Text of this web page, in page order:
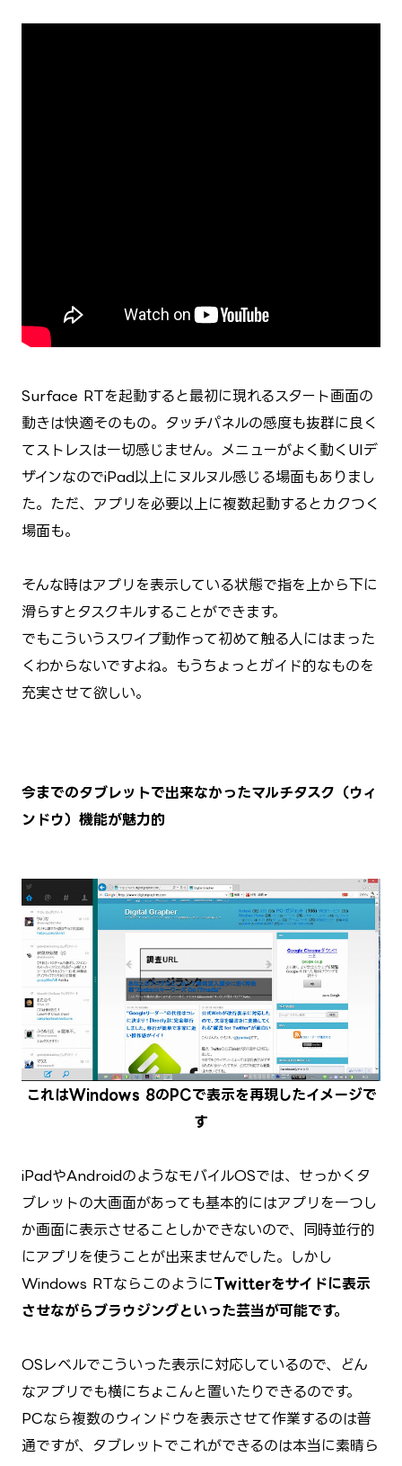
Surface RTを起動すると最初に現れるスタート画面の
動きは快適そのもの。タッチパネルの感度も抜群に良く
てストレスは一切感じません。メニューがよく動くUIデ
ザインなのでiPad以上にヌルヌル感じる場面もありまし
た。ただ、アプリを必要以上に複数起動するとカクつく
場面も。
そんな時はアプリを表示している状態で指を上から下に
滑らすとタスクキルすることができます。
でもこういうスワイプ動作って初めて触る人にはまった
くわからないですよね。もうちょっとガイド的なものを
充実させて欲しい。
今までのタブレットで出来なかったマルチタスク（ウィ
ンドウ）機能が魅力的
これはWindows 8のPCで表示を再現したイメージで
す
iPadやAndroidのようなモバイルOSでは、せっかくタ
ブレットの大画面があっても基本的にはアプリを一つし
か画面に表示させることしかできないので、同時並行的
にアプリを使うことが出来ませんでした。しかし
Windows RTならこのようにTwitterをサイドに表示
させながらブラウジングといった芸当が可能です。
OSレベルでこういった表示に対応しているので、どん
なアプリでも横にちょこんと置いたりできるのです。
PCなら複数のウィンドウを表示させて作業するのは普
通ですが、タブレットでこれができるのは本当に素晴ら